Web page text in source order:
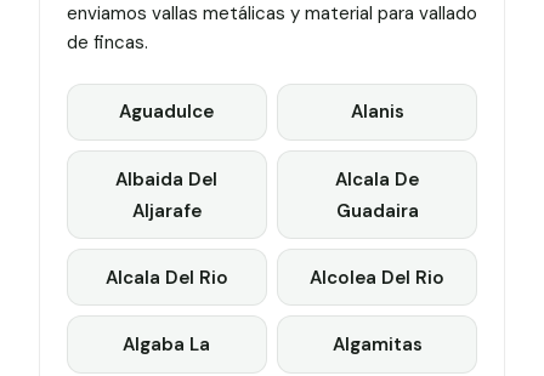
enviamos vallas metálicas y material para vallado
de fincas.
Aguadulce Alanis
Albaida Del
Aljarafe
Alcala De
Guadaira
Alcala Del Rio Alcolea Del Rio
Algaba La Algamitas